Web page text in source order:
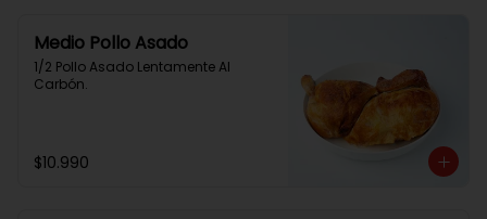
Medio Pollo Asado
1/2 Pollo Asado Lentamente Al
Carbón.
$10.990